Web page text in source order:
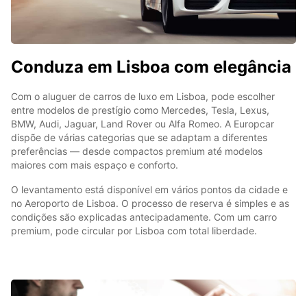
Conduza em Lisboa com elegância
Com o aluguer de carros de luxo em Lisboa, pode escolher
entre modelos de prestígio como Mercedes, Tesla, Lexus,
BMW, Audi, Jaguar, Land Rover ou Alfa Romeo. A Europcar
dispõe de várias categorias que se adaptam a diferentes
preferências — desde compactos premium até modelos
maiores com mais espaço e conforto.
O levantamento está disponível em vários pontos da cidade e
no Aeroporto de Lisboa. O processo de reserva é simples e as
condições são explicadas antecipadamente. Com um carro
premium, pode circular por Lisboa com total liberdade.